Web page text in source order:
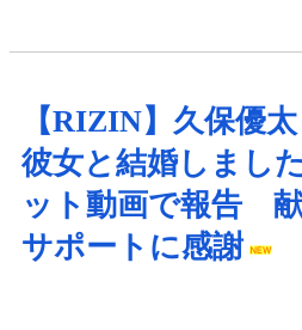
【RIZIN】久保優
彼女と結婚しまし
ット動画で報告
サポートに感謝